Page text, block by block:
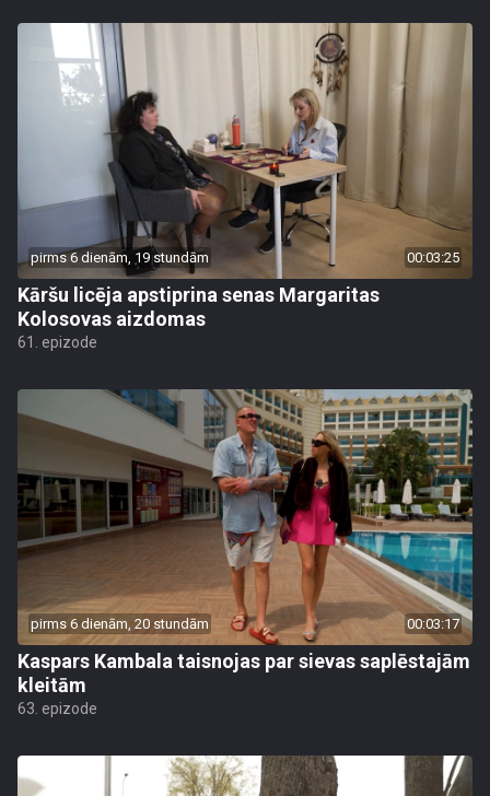
pirms 6 dienām, 19 stundām 00:03:25
Kāršu licēja apstiprina senas Margaritas
Kolosovas aizdomas
61. epizode
pirms 6 dienām, 20 stundām 00:03:17
Kaspars Kambala taisnojas par sievas saplēstajām
kleitām
63. epizode